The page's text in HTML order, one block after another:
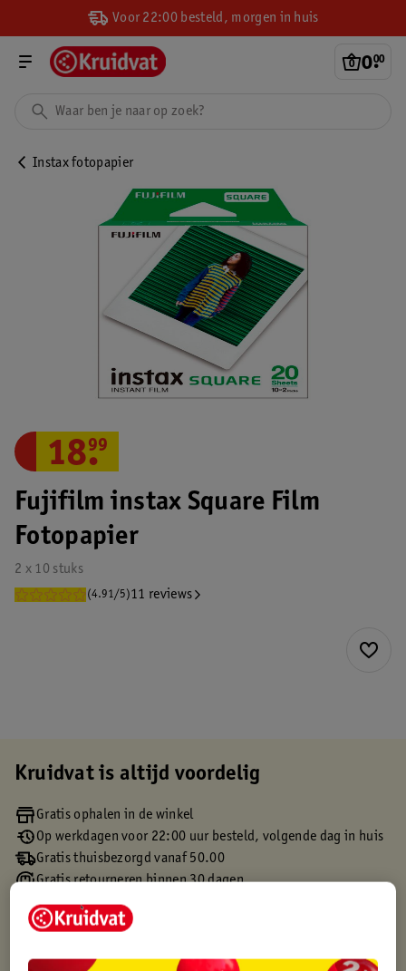
Voor 22:00 besteld, morgen in huis
0.
00
Instax fotopapier
Fujifilm instax Square Film
Fotopapier
2 x 10 stuks
(4.91/5)11 reviews
18.
99
Kruidvat is altijd voordelig
Gratis ophalen in de winkel
Op werkdagen voor 22:00 uur besteld, volgende dag in huis
Gratis thuisbezorgd vanaf 50.00
Gratis retourneren binnen 30 dagen
Gratis punten met je Kruidvat kaart